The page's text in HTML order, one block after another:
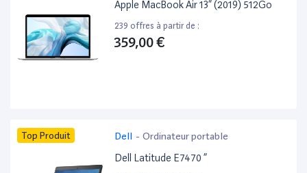
Apple MacBook Air 13” (2019) 512Go
239 offres à partir de :
359,00 €
Top Produit Dell - Ordinateur portable
Dell Latitude E7470 ”